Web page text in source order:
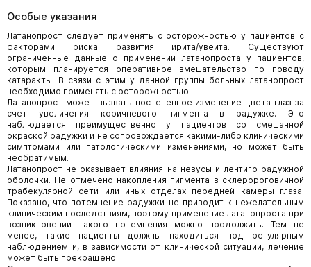
Особые указания
Латанопрост следует применять с осторожностью у пациентов с
факторами риска развития ирита/увеита. Существуют
ограниченные данные о применении латанопроста у пациентов,
которым планируется оперативное вмешательство по поводу
катаракты. В связи с этим у данной группы больных латанопрост
необходимо применять с осторожностью.
Латанопрост может вызвать постепенное изменение цвета глаз за
счет увеличения коричневого пигмента в радужке. Это
наблюдается преимущественно у пациентов со смешанной
окраской радужки и не сопровождается какими-либо клиническими
симптомами или патологическими изменениями, но может быть
необратимым.
Латанопрост не оказывает влияния на невусы и лентиго радужной
оболочки. Не отмечено накопления пигмента в склеророговичной
трабекулярной сети или иных отделах передней камеры глаза.
Показано, что потемнение радужки не приводит к нежелательным
клиническим последствиям, поэтому применение латанопроста при
возникновении такого потемнения можно продолжить. Тем не
менее, такие пациенты должны находиться под регулярным
наблюдением и, в зависимости от клинической ситуации, лечение
может быть прекращено.